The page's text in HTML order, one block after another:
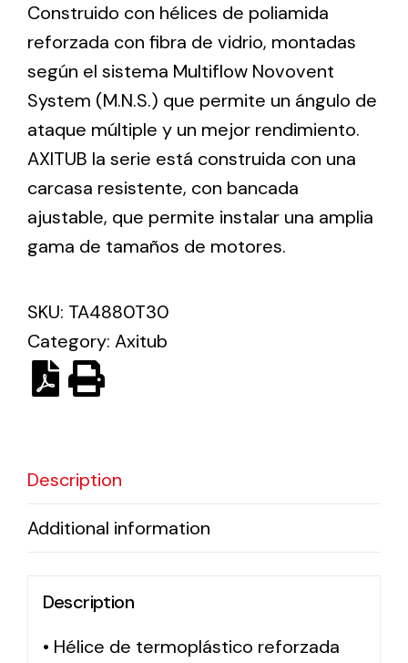
Ventilation
The incorporation of Novovent into the group
meant a greater offer of ventilation products for
different uses
Variedad de soluciones solares para todo tipo
de necesidades.
Construido con hélices de poliamida
reforzada con fibra de vidrio, montadas
según el sistema Multiflow Novovent
System (M.N.S.) que permite un ángulo de
ataque múltiple y un mejor rendimiento.
AXITUB la serie está construida con una
carcasa resistente, con bancada
ajustable, que permite instalar una amplia
gama de tamaños de motores.
SKU: TA4880T30
Category: Axitub
Description
Additional information
Description
• Hélice de termoplástico reforzada